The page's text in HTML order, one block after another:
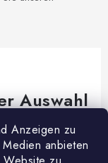
Anzeigen zu
anbieten
Auswahl
für dich da!